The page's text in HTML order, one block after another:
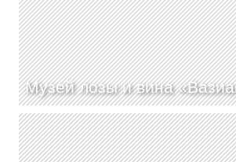
Музей лозы и вина